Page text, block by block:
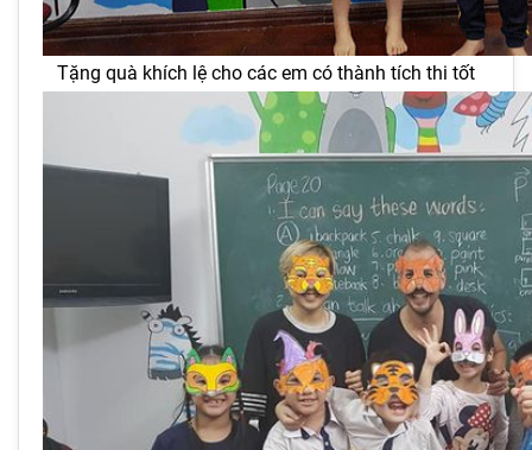
Tặng quà khích lệ cho các em có thành tích thi tốt